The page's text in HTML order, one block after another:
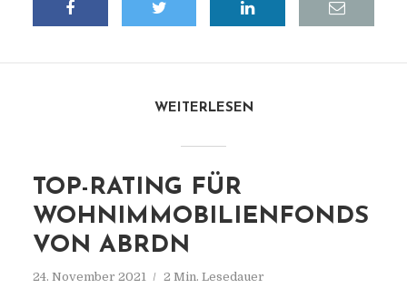
WEITERLESEN
TOP-RATING FÜR
WOHNIMMOBILIENFONDS
VON ABRDN
24. November 2021 2 Min. Lesedauer